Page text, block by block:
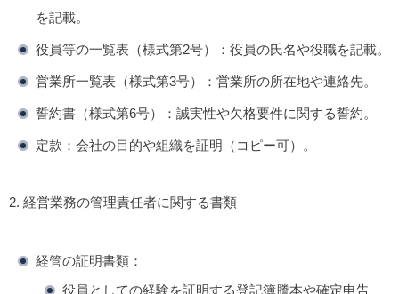
を記載。
役員等の一覧表（様式第2号） ：役員の氏名や役職を記載。
営業所一覧表（様式第3号） ：営業所の所在地や連絡先。
誓約書（様式第6号） ：誠実性や欠格要件に関する誓約。
定款 ：会社の目的や組織を証明（コピー可）。
2. 経営業務の管理責任者に関する書類
経管の証明書類 ：
役員としての経験を証明する登記簿謄本や確定申告